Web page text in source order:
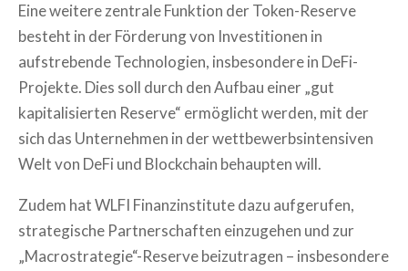
Eine weitere zentrale Funktion der Token-Reserve
besteht in der Förderung von Investitionen in
aufstrebende Technologien, insbesondere in DeFi-
Projekte. Dies soll durch den Aufbau einer „gut
kapitalisierten Reserve“ ermöglicht werden, mit der
sich das Unternehmen in der wettbewerbsintensiven
Welt von DeFi und Blockchain behaupten will.
Zudem hat WLFI Finanzinstitute dazu aufgerufen,
strategische Partnerschaften einzugehen und zur
„Macrostrategie“-Reserve beizutragen – insbesondere